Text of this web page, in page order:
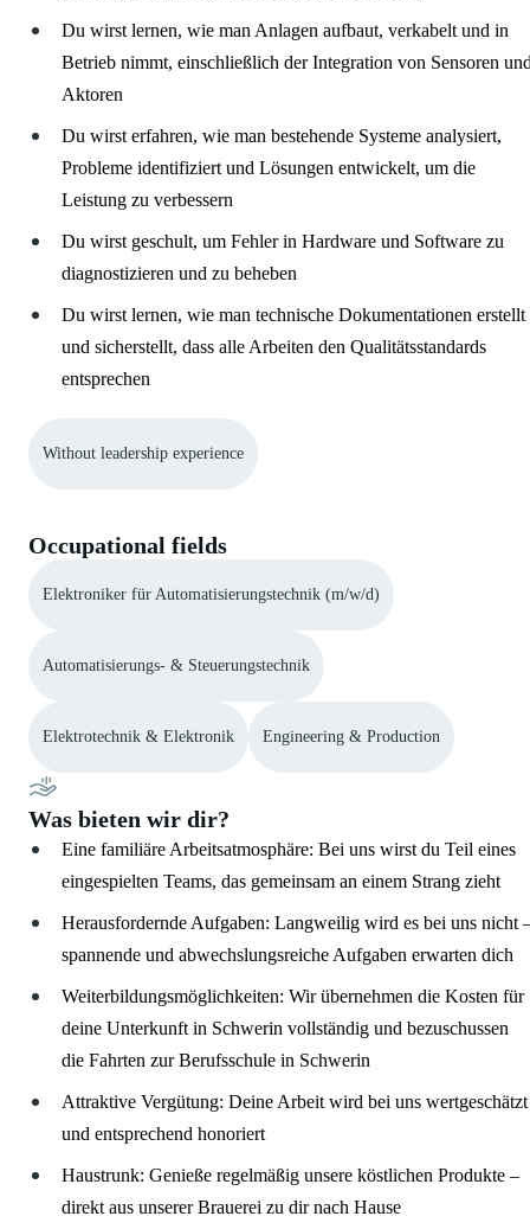
Du wirst lernen, wie man Anlagen aufbaut, verkabelt und in
Betrieb nimmt, einschließlich der Integration von Sensoren
Aktoren
Du wirst erfahren, wie man bestehende Systeme analysiert,
Probleme identifiziert und Lösungen entwickelt, um die
Leistung zu verbessern
Du wirst geschult, um Fehler in Hardware und Software zu
diagnostizieren und zu beheben
Du wirst lernen, wie man technische Dokumentationen erstellt
und sicherstellt, dass alle Arbeiten den Qualitätsstandards
entsprechen
Without leadership experience
Occupational fields
Elektroniker für Automatisierungstechnik (m/w/d)
Automatisierungs- & Steuerungstechnik
Elektrotechnik & Elektronik Engineering & Production
Was bieten wir dir?
Eine familiäre Arbeitsatmosphäre: Bei uns wirst du Teil eines
eingespielten Teams, das gemeinsam an einem Strang zieht
Herausfordernde Aufgaben: Langweilig wird es bei uns nicht
spannende und abwechslungsreiche Aufgaben erwarten dich
Weiterbildungsmöglichkeiten: Wir übernehmen die Kosten für
deine Unterkunft in Schwerin vollständig und bezuschussen
die Fahrten zur Berufsschule in Schwerin
Attraktive Vergütung: Deine Arbeit wird bei uns wertgeschätzt
und entsprechend honoriert
Haustrunk: Genieße regelmäßig unsere köstlichen Produkte –
direkt aus unserer Brauerei zu dir nach Hause